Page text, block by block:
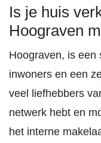
Is je huis
Hoograven
Hoograven, is een
inwoners en een
veel liefhebbers
netwerk hebt en
het interne